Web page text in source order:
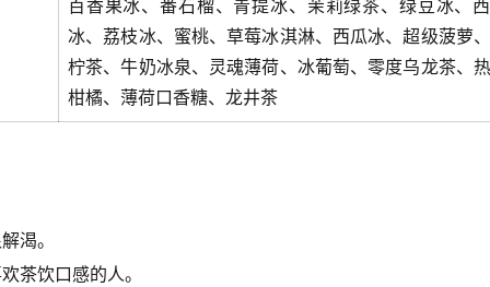
百香果冰、番石榴、青提冰、茉莉绿茶、绿豆冰、
冰、荔枝冰、蜜桃、草莓冰淇淋、西瓜冰、超级菠萝
柠茶、牛奶冰泉、灵魂薄荷、冰葡萄、零度乌龙茶、
柑橘、薄荷口香糖、龙井茶
渴。
茶饮口感的人。